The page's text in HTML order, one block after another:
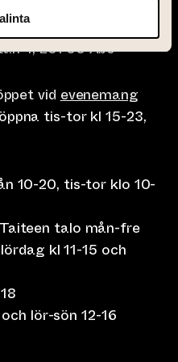
4, 20700 Åbo
vid evenemang
tis-tor kl 15-23,
10-20, tis-tor klo 10-
talo mån-fre
kl 11-15 och
lör-sön 12-16